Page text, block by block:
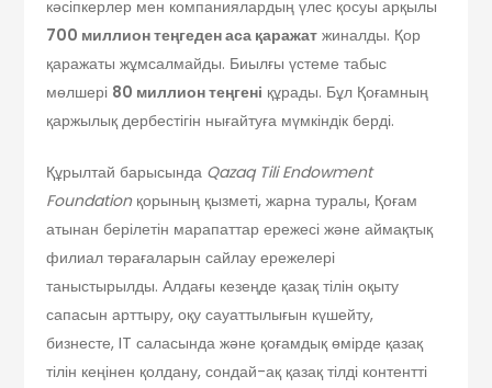
кәсіпкерлер мен компаниялардың үлес қосуы арқылы
700 миллион теңгеден аса қаражат жиналды. Қор
қаражаты жұмсалмайды. Биылғы үстеме табыс
мөлшері 80 миллион теңгені құрады. Бұл Қоғамның
қаржылық дербестігін нығайтуға мүмкіндік берді.
Құрылтай барысында Qazaq Tili Endowment
Foundationқорының қызметі, жарна туралы, Қоғам
атынан берілетін марапаттар ережесі және аймақтық
филиал төрағаларын сайлау ережелері
таныстырылды. Алдағы кезеңде қазақ тілін оқыту
сапасын арттыру, оқу сауаттылығын күшейту,
бизнесте, IT саласында және қоғамдық өмірде қазақ
тілін кеңінен қолдану, сондай-ақ қазақ тілді контентті